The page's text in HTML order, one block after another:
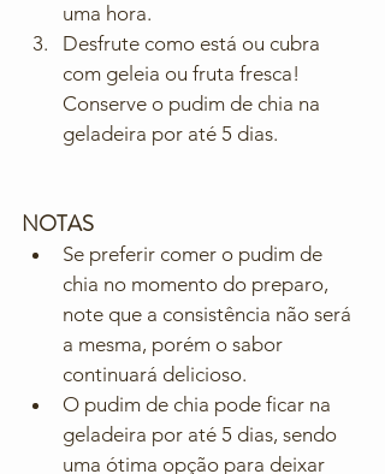
uma hora.
Desfrute como está ou cubra
com geleia ou fruta fresca!
Conserve o pudim de chia na
geladeira por até 5 dias.
NOTAS
Se preferir comer o pudim de
chia no momento do preparo,
note que a consistência não será
a mesma, porém o sabor
continuará delicioso.
O pudim de chia pode ficar na
geladeira por até 5 dias, sendo
uma ótima opção para deixar